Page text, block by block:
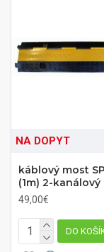
NA DOPYT
káblový most
(1m) 2-kanálový
49,00€
DO